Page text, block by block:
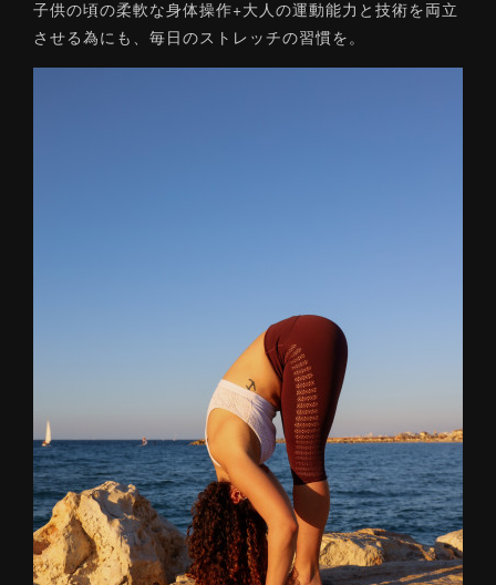
子供の頃の柔軟な身体操作+大人の運動能力と技術を両立
させる為にも、毎日のストレッチの習慣を。